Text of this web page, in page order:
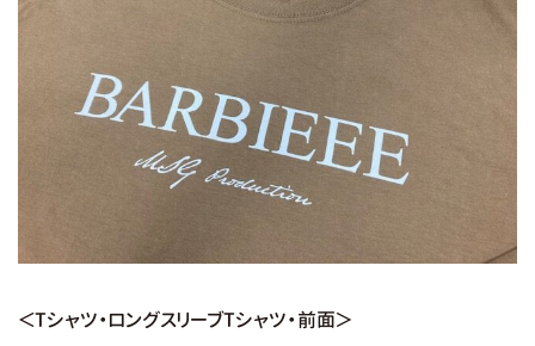
＜Tシャツ・ロングスリーブTシャツ・前面＞